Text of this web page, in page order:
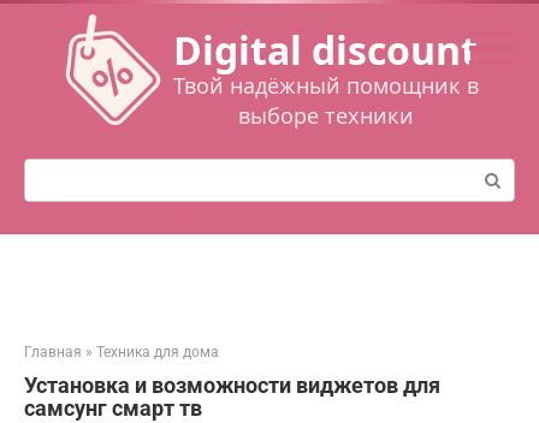
Перейти
контенту
Digital discount
Твой надёжный помощник в
выборе техники
Поиск:
Главная » Техника для дома
Установка и возможности виджетов для
самсунг смарт тв